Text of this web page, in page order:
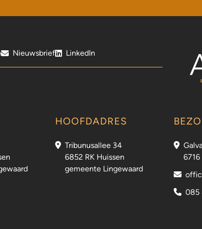
Nieuwsbrief LinkedIn
HOOFDADRES
Tribunusallee 34
6852 RK Huissen
gemeente Lingewaard
6716
085